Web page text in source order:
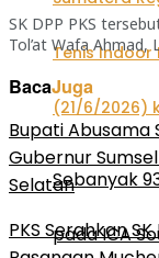
Sebanyak
pada ICA
SK DPP PKS
Tol’at Wafa Ahmad,
BacaJuga
Bupati Abusama
Gubernur
Selatan
PKS Serahkan